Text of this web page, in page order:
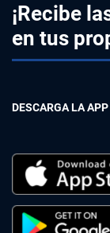
¡Recibe
en tus
DESCARGA LA APP